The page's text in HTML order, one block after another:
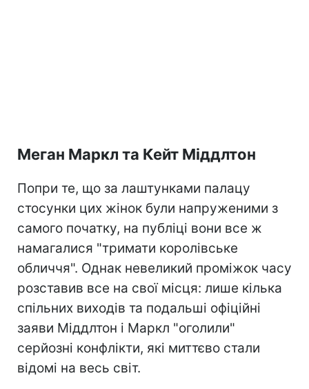
Меган Маркл та Кейт Міддлтон
Попри те, що за лаштунками палацу
стосунки цих жінок були напруженими з
самого початку, на публіці вони все ж
намагалися "тримати королівське
обличчя". Однак невеликий проміжок часу
розставив все на свої місця: лише кілька
спільних виходів та подальші офіційні
заяви Міддлтон і Маркл "оголили"
серйозні конфлікти, які миттєво стали
відомі на весь світ.